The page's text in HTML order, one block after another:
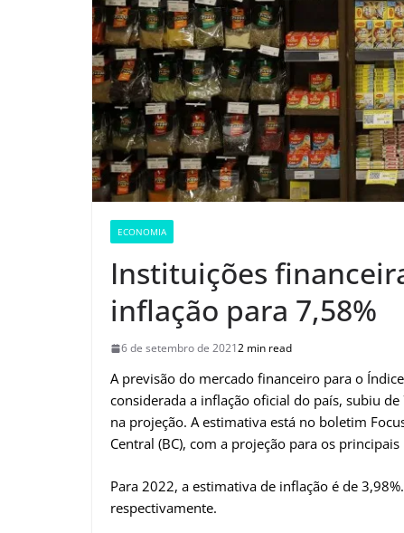
ECONOMIA
Instituições
inflação para 7,58%
6 de setembro de 20212 min read
A previsão do mercado financeiro para o
considerada a inflação oficial do país, subiu de
na projeção. A estimativa está no boletim
Central (BC), com a projeção para os
Para 2022, a estimativa de inflação é de
respectivamente.